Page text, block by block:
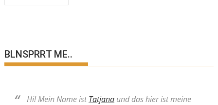
BLNSPRRT ME..
Hi! Mein Name istTatjana und das hier ist meine